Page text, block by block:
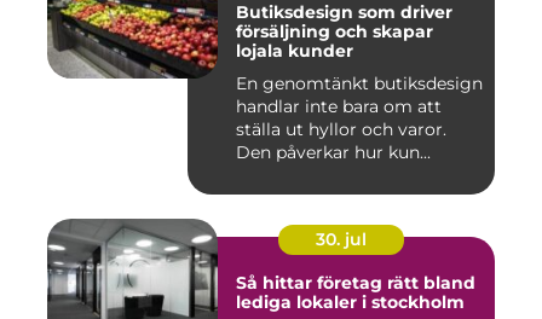
Butiksdesign som driver
försäljning och skapar
lojala kunder
En genomtänkt butiksdesign
handlar inte bara om att
ställa ut hyllor och varor.
Den påverkar hur kun...
30. jul
Så hittar företag rätt bland
lediga lokaler i stockholm